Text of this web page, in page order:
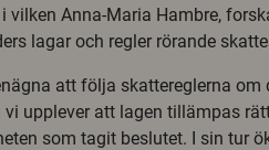
vilken Anna-Maria Hambre,
lagar och regler rörande
att följa skattereglerna om
vi upplever att lagen tillämpas
som tagit beslutet. I sin tur